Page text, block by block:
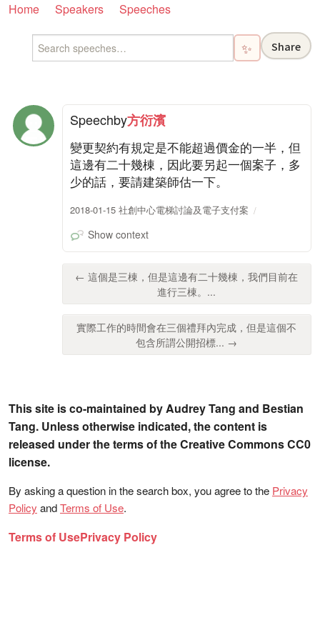
Home Speakers Speeches
✨ Share
Speechby方衍濱
變更契約有規定是不能超過價金的一半，但
這邊有二十幾棟，因此要另起一個案子，多
少的話，要請建築師估一下。
2018-01-15 社創中心電梯討論及電子支付案
Show context
← 這個是三棟，但是這邊有二十幾棟，我們目前在
進行三棟。...
實際工作的時間會在三個禮拜內完成，但是這個不
包含所謂公開招標... →
This site is co-maintained by Audrey Tang and Bestian
Tang. Unless otherwise indicated, the content is
released under the terms of the Creative Commons CC0
license.
By asking a question in the search box, you agree to the Privacy
Policy andTerms of Use.
Terms of UsePrivacy Policy